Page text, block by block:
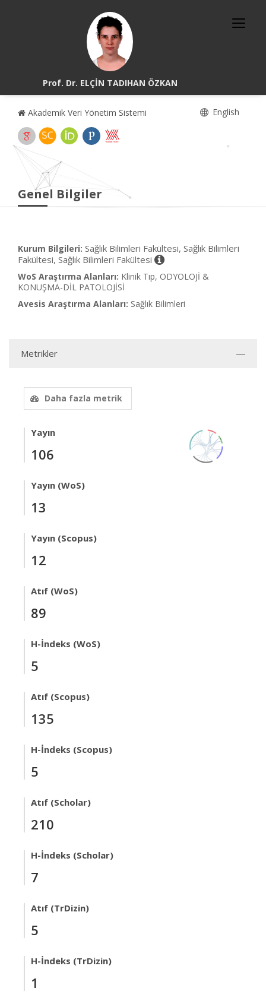
Prof. Dr. ELÇİN TADIHAN ÖZKAN
Akademik Veri Yönetim Sistemi English
Genel Bilgiler
Kurum Bilgileri: Sağlık Bilimleri Fakültesi, Sağlık Bilimleri
Fakültesi, Sağlık Bilimleri Fakültesi
WoS Araştırma Alanları: Klinik Tıp, ODYOLOJİ &
KONUŞMA-DİL PATOLOJİSİ
Avesis Araştırma Alanları: Sağlık Bilimleri
Metrikler
Daha fazla metrik
Yayın
106
Yayın (WoS)
13
Yayın (Scopus)
12
Atıf (WoS)
89
H-İndeks (WoS)
5
Atıf (Scopus)
135
H-İndeks (Scopus)
5
Atıf (Scholar)
210
H-İndeks (Scholar)
7
Atıf (TrDizin)
5
H-İndeks (TrDizin)
1